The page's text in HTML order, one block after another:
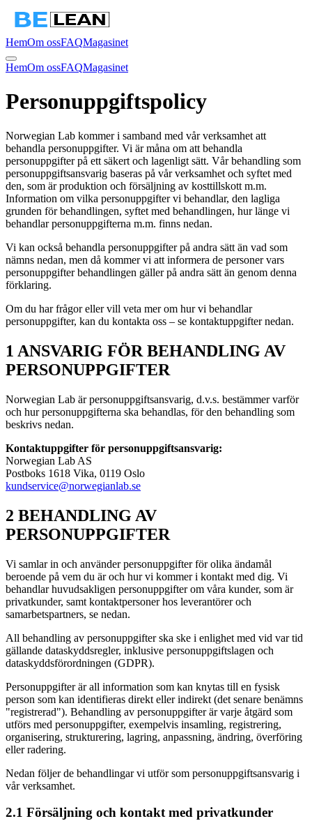
HemOm ossFAQMagasinet
HemOm ossFAQMagasinet
Personuppgiftspolicy
Norwegian Lab kommer i samband med vår verksamhet att
behandla personuppgifter. Vi är måna om att behandla
personuppgifter på ett säkert och lagenligt sätt. Vår behandling som
personuppgiftsansvarig baseras på vår verksamhet och syftet med
den, som är produktion och försäljning av kosttillskott m.m.
Information om vilka personuppgifter vi behandlar, den lagliga
grunden för behandlingen, syftet med behandlingen, hur länge vi
behandlar personuppgifterna m.m. finns nedan.
Vi kan också behandla personuppgifter på andra sätt än vad som
nämns nedan, men då kommer vi att informera de personer vars
personuppgifter behandlingen gäller på andra sätt än genom denna
förklaring.
Om du har frågor eller vill veta mer om hur vi behandlar
personuppgifter, kan du kontakta oss – se kontaktuppgifter nedan.
1 ANSVARIG FÖR BEHANDLING AV
PERSONUPPGIFTER
Norwegian Lab är personuppgiftsansvarig, d.v.s. bestämmer varför
och hur personuppgifterna ska behandlas, för den behandling som
beskrivs nedan.
Kontaktuppgifter för personuppgiftsansvarig:
Norwegian Lab AS
Postboks 1618 Vika, 0119 Oslo
kundservice@norwegianlab.se
2 BEHANDLING AV
PERSONUPPGIFTER
Vi samlar in och använder personuppgifter för olika ändamål
beroende på vem du är och hur vi kommer i kontakt med dig. Vi
behandlar huvudsakligen personuppgifter om våra kunder, som är
privatkunder, samt kontaktpersoner hos leverantörer och
samarbetspartners, se nedan.
All behandling av personuppgifter ska ske i enlighet med vid var tid
gällande dataskyddsregler, inklusive personuppgiftslagen och
dataskyddsförordningen (GDPR).
Personuppgifter är all information som kan knytas till en fysisk
person som kan identifieras direkt eller indirekt (det senare benämns
"registrerad"). Behandling av personuppgifter är varje åtgärd som
utförs med personuppgifter, exempelvis insamling, registrering,
organisering, strukturering, lagring, anpassning, ändring, överföring
eller radering.
Nedan följer de behandlingar vi utför som personuppgiftsansvarig i
vår verksamhet.
2.1 Försäljning och kontakt med privatkunder